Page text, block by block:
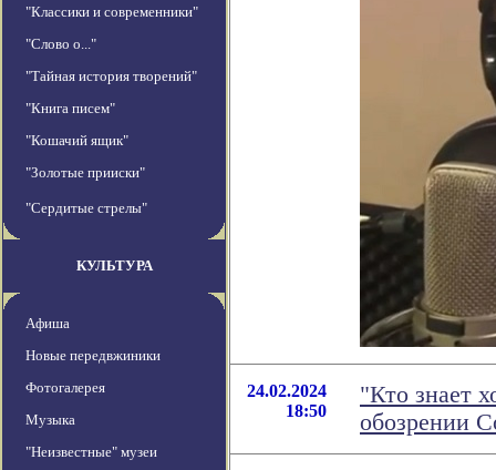
"Классики и современники"
"Слово о..."
"Тайная история творений"
"Книга писем"
"Кошачий ящик"
"Золотые прииски"
"Сердитые стрелы"
КУЛЬТУРА
Афиша
Новые передвжиники
Фотогалерея
Музыка
"Неизвестные" музеи
24.02.2024
18:50
"Кто знает
обозрении